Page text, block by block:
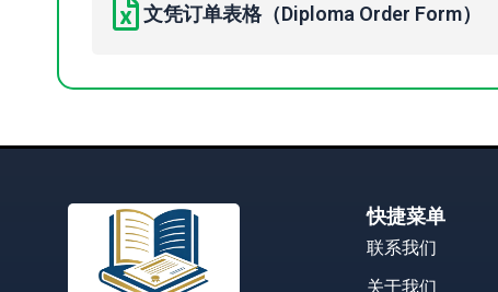
文凭订单表格（Diploma Order Form）
快捷菜单
联系我们
关于我们